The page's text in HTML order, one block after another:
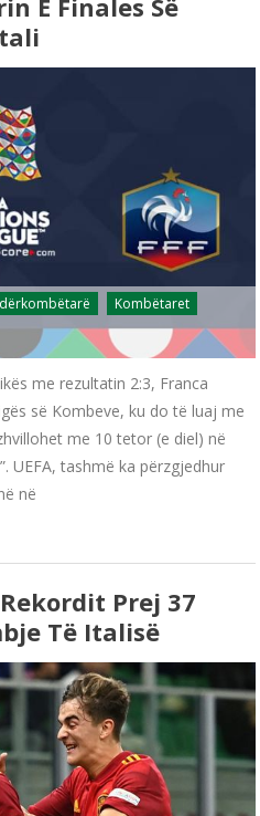
Kombëtaret
me rezultatin 2:3, Franca
së Kombeve, ku do të luaj me
me 10 tetor (e diel) në
UEFA, tashmë ka përzgjedhur
në
Prej 37
Të Italisë